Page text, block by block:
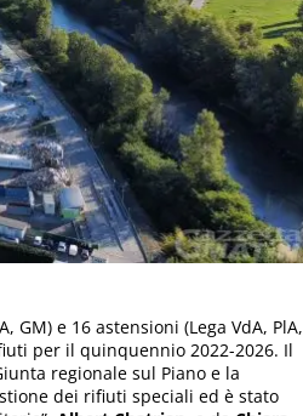
GM) e 16 astensioni (Lega VdA, PlA,
per il quinquennio 2022-2026. Il
regionale sul Piano e la
dei rifiuti speciali ed è stato